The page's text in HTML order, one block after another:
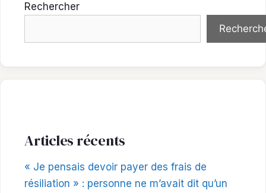
Rechercher
Articles récents
« Je pensais devoir payer des frais de
résiliation » : personne ne m’avait dit qu’un